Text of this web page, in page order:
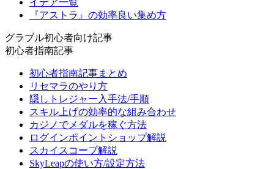
イデア一覧
『アストラ』の効率良い集め方
グラブル初心者向け記事
初心者指南記事
初心者指南記事まとめ
リセマラのやり方
隠しトレジャー入手法/手順
スキル上げの効率的な組み合わせ
カジノでメダルを稼ぐ方法
ログインポイントショップ解説
スカイスコープ解説
SkyLeapの使い方/設定方法